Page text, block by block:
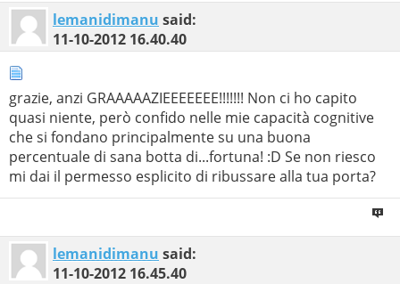
lemanidimanu said:
11-10-2012 16.40.40
grazie, anzi GRAAAAAZIEEEEEEE!!!!!!! Non ci ho capito
quasi niente, però confido nelle mie capacità cognitive
che si fondano principalmente su una buona
percentuale di sana botta di...fortuna! :D Se non riesco
mi dai il permesso esplicito di ribussare alla tua porta?
lemanidimanu said:
11-10-2012 16.45.40